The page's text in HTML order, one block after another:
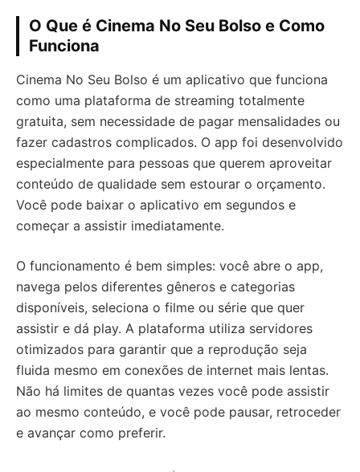
O Que é Cinema No Seu Bolso e Como
Funciona
Cinema No Seu Bolso é um aplicativo que funciona
como uma plataforma de streaming totalmente
gratuita, sem necessidade de pagar mensalidades ou
fazer cadastros complicados. O app foi desenvolvido
especialmente para pessoas que querem aproveitar
conteúdo de qualidade sem estourar o orçamento.
Você pode baixar o aplicativo em segundos e
começar a assistir imediatamente.
O funcionamento é bem simples: você abre o app,
navega pelos diferentes gêneros e categorias
disponíveis, seleciona o filme ou série que quer
assistir e dá play. A plataforma utiliza servidores
otimizados para garantir que a reprodução seja
fluida mesmo em conexões de internet mais lentas.
Não há limites de quantas vezes você pode assistir
ao mesmo conteúdo, e você pode pausar, retroceder
e avançar como preferir.